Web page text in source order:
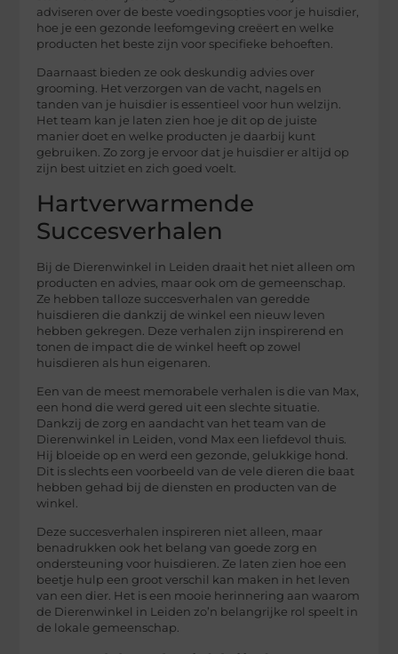
adviseren over de beste voedingsopties voor je huisdier,
hoe je een gezonde leefomgeving creëert en welke
producten het beste zijn voor specifieke behoeften.
Daarnaast bieden ze ook deskundig advies over
grooming. Het verzorgen van de vacht, nagels en
tanden van je huisdier is essentieel voor hun welzijn.
Het team kan je laten zien hoe je dit op de juiste
manier doet en welke producten je daarbij kunt
gebruiken. Zo zorg je ervoor dat je huisdier er altijd op
zijn best uitziet en zich goed voelt.
Hartverwarmende
Succesverhalen
Bij de Dierenwinkel in Leiden draait het niet alleen om
producten en advies, maar ook om de gemeenschap.
Ze hebben talloze succesverhalen van geredde
huisdieren die dankzij de winkel een nieuw leven
hebben gekregen. Deze verhalen zijn inspirerend en
tonen de impact die de winkel heeft op zowel
huisdieren als hun eigenaren.
Een van de meest memorabele verhalen is die van Max,
een hond die werd gered uit een slechte situatie.
Dankzij de zorg en aandacht van het team van de
Dierenwinkel in Leiden, vond Max een liefdevol thuis.
Hij bloeide op en werd een gezonde, gelukkige hond.
Dit is slechts een voorbeeld van de vele dieren die baat
hebben gehad bij de diensten en producten van de
winkel.
Deze succesverhalen inspireren niet alleen, maar
benadrukken ook het belang van goede zorg en
ondersteuning voor huisdieren. Ze laten zien hoe een
beetje hulp een groot verschil kan maken in het leven
van een dier. Het is een mooie herinnering aan waarom
de Dierenwinkel in Leiden zo’n belangrijke rol speelt in
de lokale gemeenschap.